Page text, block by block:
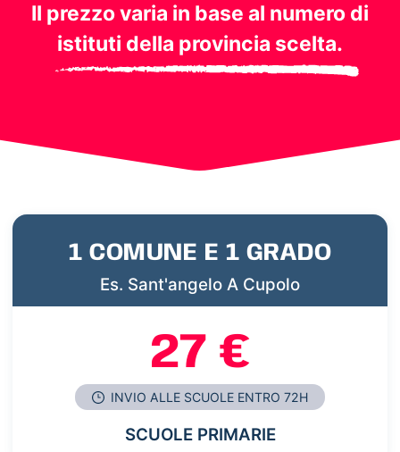
Il prezzo varia in base al numero di
istituti della provincia scelta.
1 COMUNE E 1 GRADO
Es. Sant'angelo A Cupolo
27 €
INVIO ALLE SCUOLE ENTRO 72H
SCUOLE PRIMARIE